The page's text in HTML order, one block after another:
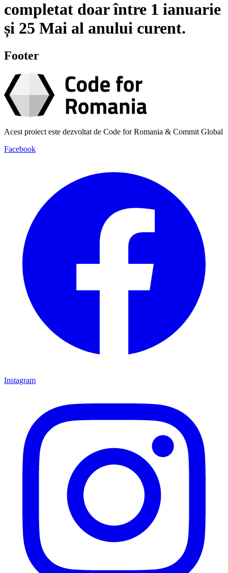
completat doar între 1 ianuarie
și 25 Mai al anului curent.
Footer
Acest proiect este dezvoltat de Code for Romania & Commit Global
Facebook
Instagram